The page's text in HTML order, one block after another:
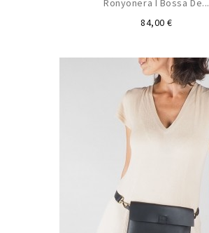
Ronyonera I Bossa De...
84,00 €Preu